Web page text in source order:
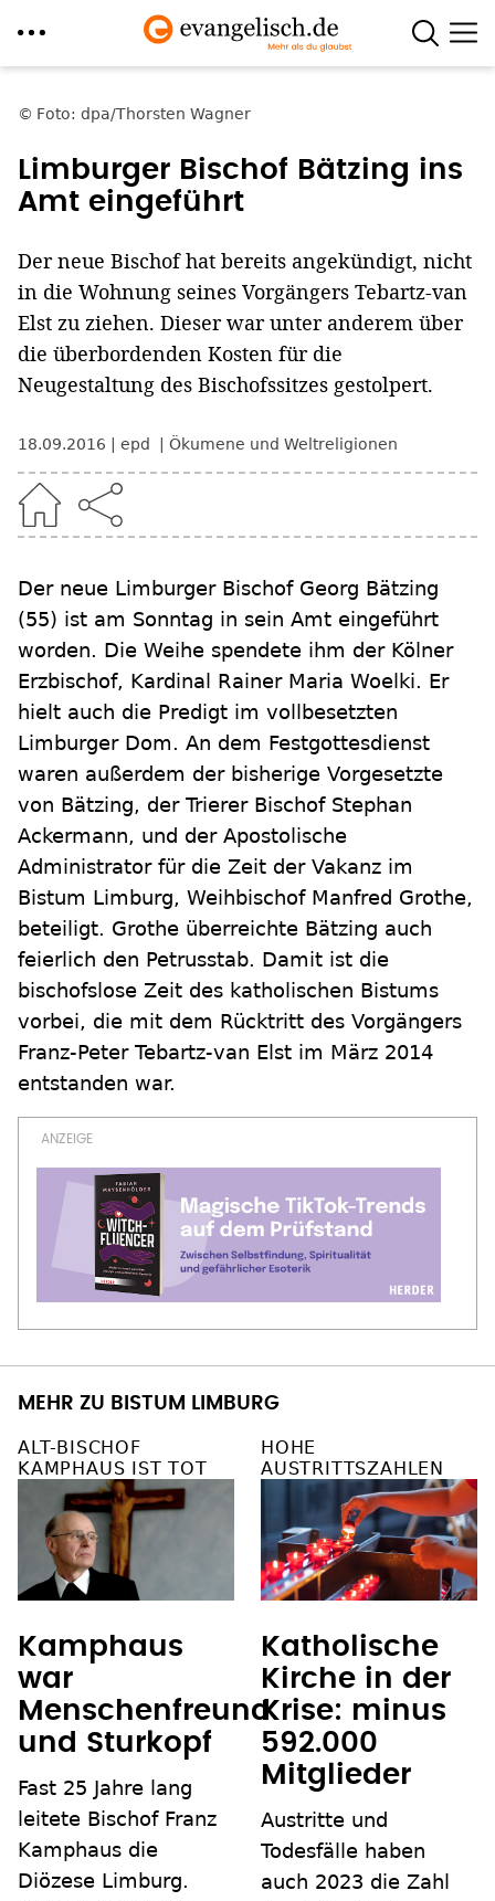
zumFoto: dpa/Thorsten Wagner
Limburger Bischof Bätzing ins
Amt eingeführt
Der neue Bischof hat bereits angekündigt, nicht
in die Wohnung seines Vorgängers Tebartz-van
Elst zu ziehen. Dieser war unter anderem über
die überbordenden Kosten für die
Neugestaltung des Bischofssitzes gestolpert.
18.09.2016 epd Ökumene und Weltreligionen
Der neue Limburger Bischof Georg Bätzing
(55) ist am Sonntag in sein Amt eingeführt
worden. Die Weihe spendete ihm der Kölner
Erzbischof, Kardinal Rainer Maria Woelki. Er
hielt auch die Predigt im vollbesetzten
Limburger Dom. An dem Festgottesdienst
waren außerdem der bisherige Vorgesetzte
von Bätzing, der Trierer Bischof Stephan
Ackermann, und der Apostolische
Administrator für die Zeit der Vakanz im
Bistum Limburg, Weihbischof Manfred Grothe,
beteiligt. Grothe überreichte Bätzing auch
feierlich den Petrusstab. Damit ist die
bischofslose Zeit des katholischen Bistums
vorbei, die mit dem Rücktritt des Vorgängers
Franz-Peter Tebartz-van Elst im März 2014
entstanden war.
MEHR ZU BISTUM LIMBURG
ALT-BISCHOF
KAMPHAUS IST TOT
Kamphaus
war
Menschenfreund
und Sturkopf
Fast 25 Jahre lang
leitete Bischof Franz
Kamphaus die
Diözese Limburg.
HOHE
AUSTRITTSZAHLEN
Katholische
Kirche in der
Krise: minus
592.000
Mitglieder
Austritte und
Todesfälle haben
auch 2023 die Zahl